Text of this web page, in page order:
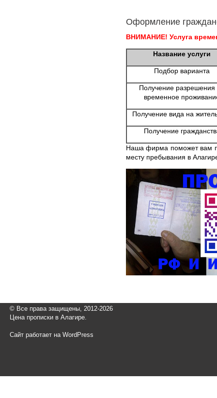
Оформление
ВНИМАНИЕ! Услуга
Название услуги
Подбор варианта
Получение разрешения
временное
Получение вида на
Получение
Наша фирма поможет вам
месту пребывания в
© Все права защищены, 2012-2026
Цена прописки в Алагире.
Сайт работает на WordPress